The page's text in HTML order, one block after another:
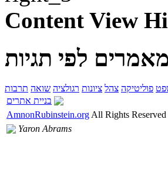
Content View
מאמרים לפי תגיות
פוליטיקה צהל ציונות רגולציה שואה תרבות
בניית אתרים
AmnonRubinstein.org All Rights Reserved
Yaron Abrams